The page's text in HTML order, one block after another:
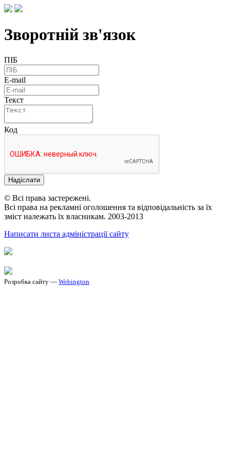
Зворотній зв'язок
ПІБ
E-mail
Текст
Код
Надіслати
© Всі права застережені.
Всі права на рекламні оголошення та відповідальність за їх
зміст належать їх власникам. 2003-2013
Написати листа адміністрації сайту
Розробка сайту — Webington